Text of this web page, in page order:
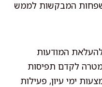
המבקשות לממש
המודעות
לקדם תפיסות
ימי עיון, פעילות